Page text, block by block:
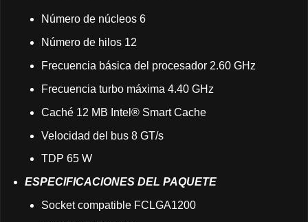
Número de núcleos 6
Número de hilos 12
Frecuencia básica del procesador 2.60 GHz
Frecuencia turbo máxima 4.40 GHz
Caché 12 MB Intel® Smart Cache
Velocidad del bus 8 GT/s
TDP 65 W
ESPECIFICACIONES DEL PAQUETE
Socket compatible FCLGA1200